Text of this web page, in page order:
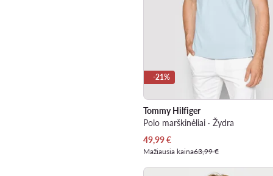
-21%
Tommy Hilfiger
Polo marškinėliai · Žydra
Dabartinė kaina
49,99€
Mažiausia kaina63,99 €